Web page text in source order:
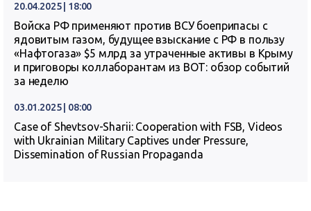
20.04.2025 | 18:00
Войска РФ применяют против ВСУ боеприпасы с
ядовитым газом, будущее взыскание с РФ в пользу
«Нафтогаза» $5 млрд за утраченные активы в Крыму
и приговоры коллаборантам из ВОТ: обзор событий
за неделю
03.01.2025 | 08:00
Case of Shevtsov-Sharii: Cooperation with FSB, Videos
with Ukrainian Military Captives under Pressure,
Dissemination of Russian Propaganda